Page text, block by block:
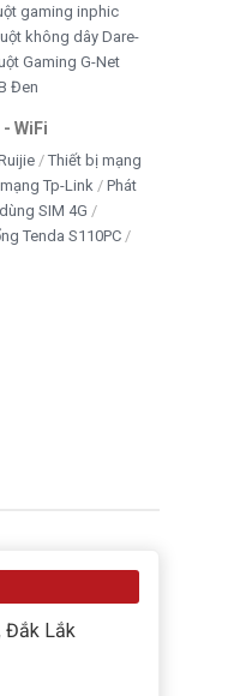
gaming inphic
không dây Dare-
Gaming G-Net
Đen
WiFi
Thiết bị mạng
Tp-Link
Phát
SIM 4G
Tenda S110PC
Đắk Lắk